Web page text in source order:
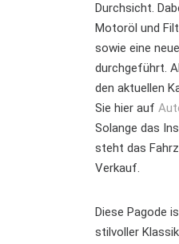
Durchsicht.
Motoröl und
sowie eine
durchgeführt.
den aktuellen
Sie hier auf
Solange das
steht das
Verkauf.
Diese Pagode
stilvoller